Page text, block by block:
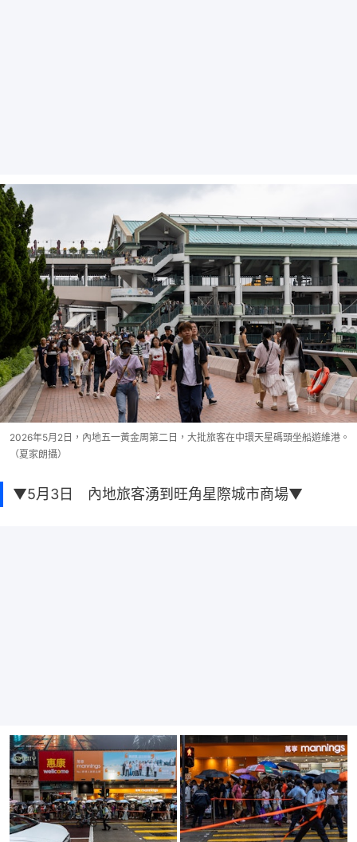
2026年5月2日，內地五一黃金周第二日，大批旅客在中環天星碼頭坐船遊維港。
（夏家朗攝）
▼5月3日 內地旅客湧到旺角星際城市商場▼